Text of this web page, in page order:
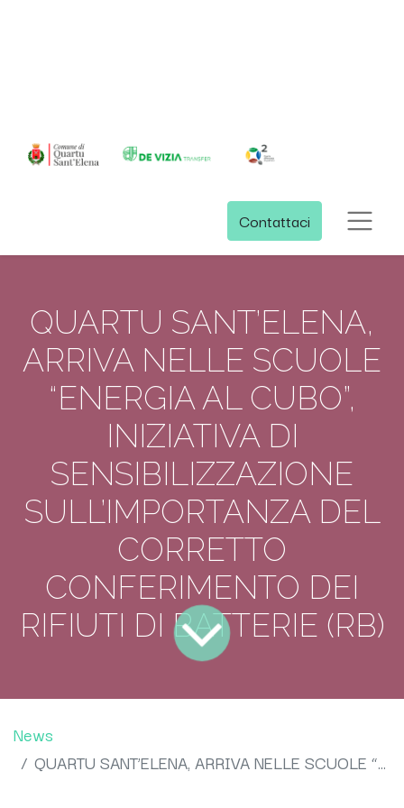
Contattaci
QUARTU SANT’ELENA,
ARRIVA NELLE SCUOLE
“ENERGIA AL CUBO”,
INIZIATIVA DI
SENSIBILIZZAZIONE
SULL’IMPORTANZA DEL
CORRETTO
CONFERIMENTO DEI
RIFIUTI DI BATTERIE (RB)
News
QUARTU SANT’ELENA, ARRIVA NELLE SCUOLE “ENERGIA AL CUBO”, INIZIATIVA DI SENSIBILIZZAZIONE SULL’IMPORTANZA DEL CORRETTO CONFERIMENTO DEI RIFIUTI DI BATTERIE (RB)